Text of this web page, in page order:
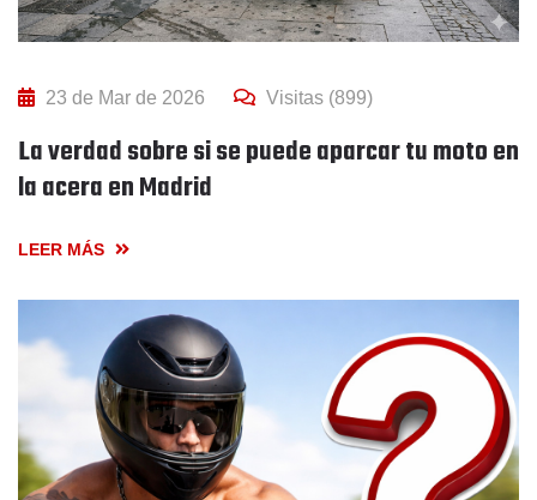
23 de Mar de 2026 Visitas (899)
La verdad sobre si se puede aparcar tu moto en
la acera en Madrid
LEER MÁS